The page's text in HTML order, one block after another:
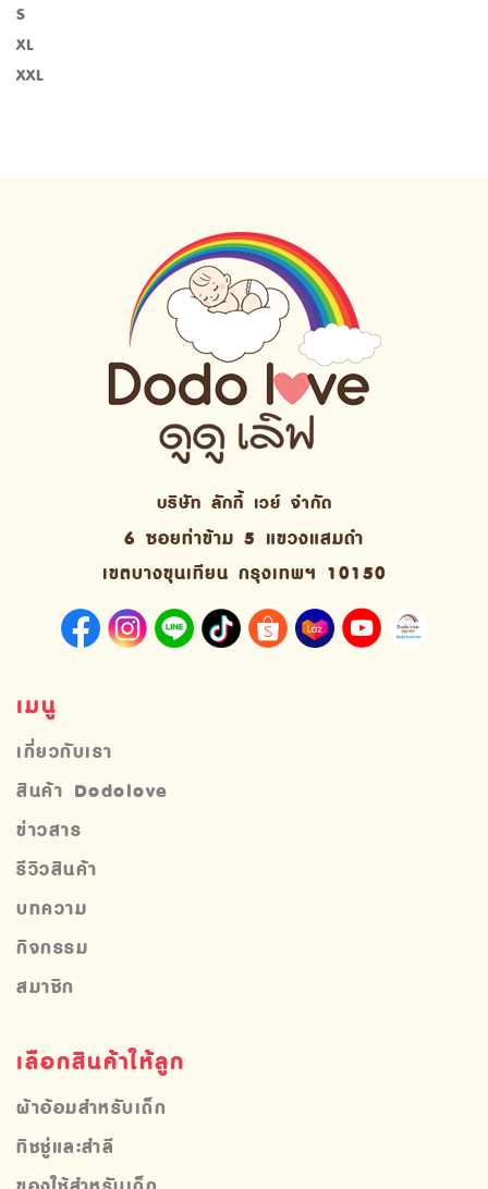
S
XL
XXL
บริษัท ลักกี้ เวย์ จํากัด
6 ซอยท่าข้าม 5 แขวงแสมดำ
เขตบางขุนเทียน กรุงเทพฯ 10150
เมนู
เกี่ยวกับเรา
สินค้า Dodolove
ข่าวสาร
รีวิวสินค้า
บทความ
กิจกรรม
สมาชิก
เลือกสินค้าให้ลูก
ผ้าอ้อมสำหรับเด็ก
ทิชชู่และสำลี